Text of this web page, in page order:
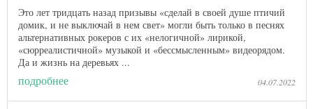
Это лет тридцать назад призывы «сделай в своей душе птичий
домик, и не выключай в нем свет» могли быть только в песнях
альтернативных рокеров с их «нелогичной» лирикой,
«сюрреалистичной» музыкой и «бессмысленным» видеорядом.
Да и жизнь на деревьях ...
подробнее 04.07.2022